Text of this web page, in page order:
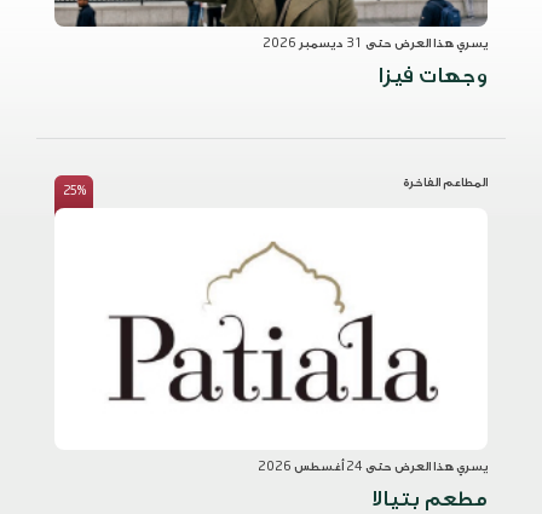
يسري هذا العرض حتى 31 ديسمبر 2026
وجهات فيزا
25%
يسري هذا العرض حتى 24 أغسطس 2026
المطاعم الفاخرة
مطعم بتيالا